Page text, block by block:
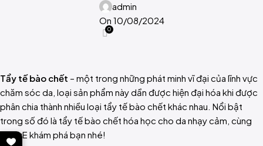
admin
On 10/08/2024
0
Tẩy tế bào chết – một trong những phát minh vĩ đại của lĩnh vực
chăm sóc da, loại sản phẩm này dần được hiện đại hóa khi được
phân chia thành nhiều loại tẩy tế bào chết khác nhau. Nổi bật
trong số đó là tẩy tế bào chết hóa học cho da nhạy cảm, cùng
RejuvE khám phá bạn nhé!